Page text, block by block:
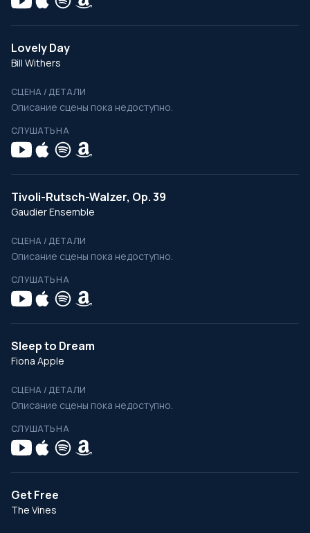
Lovely Day
Bill Withers
СЦЕНА / ДЕТАЛИ
Описание сцены пока недоступно.
СЛУШАТЬ НА
Tivoli-Rutsch-Walzer, Op. 39
Gaudier Ensemble
СЦЕНА / ДЕТАЛИ
Описание сцены пока недоступно.
СЛУШАТЬ НА
Sleep to Dream
Fiona Apple
СЦЕНА / ДЕТАЛИ
Описание сцены пока недоступно.
СЛУШАТЬ НА
Get Free
The Vines